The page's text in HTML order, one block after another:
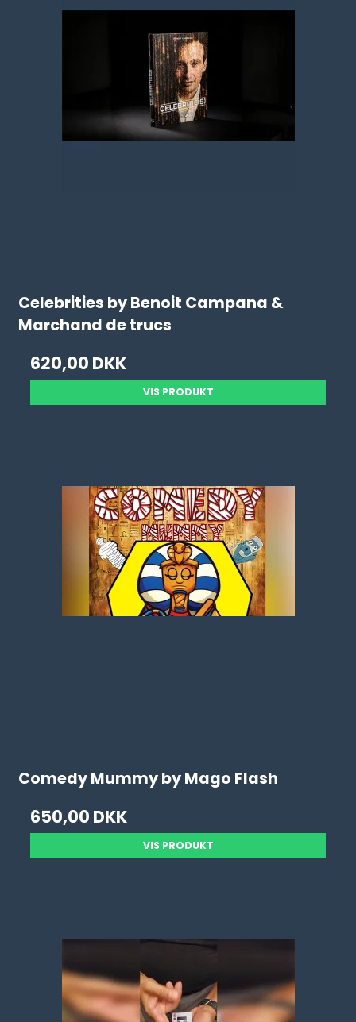
Celebrities by Benoit Campana &
Marchand de trucs
620,00 DKK
VIS PRODUKT
Comedy Mummy by Mago Flash
650,00 DKK
VIS PRODUKT